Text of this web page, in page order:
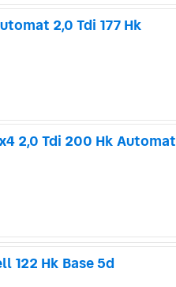
2,0 Tdi 177 Hk
2,0 Tdi 200 Hk Automat
122 Hk Base 5d